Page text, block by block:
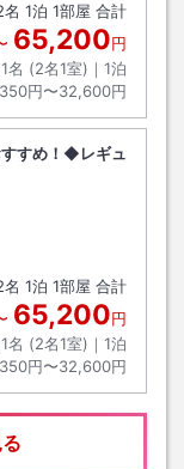
名 1泊 1部屋 合計
65,200円
名 (2名1室)｜ 1泊
円〜32,600円
すすめ！◆レギュ
名 1泊 1部屋 合計
65,200円
名 (2名1室)｜ 1泊
円〜32,600円